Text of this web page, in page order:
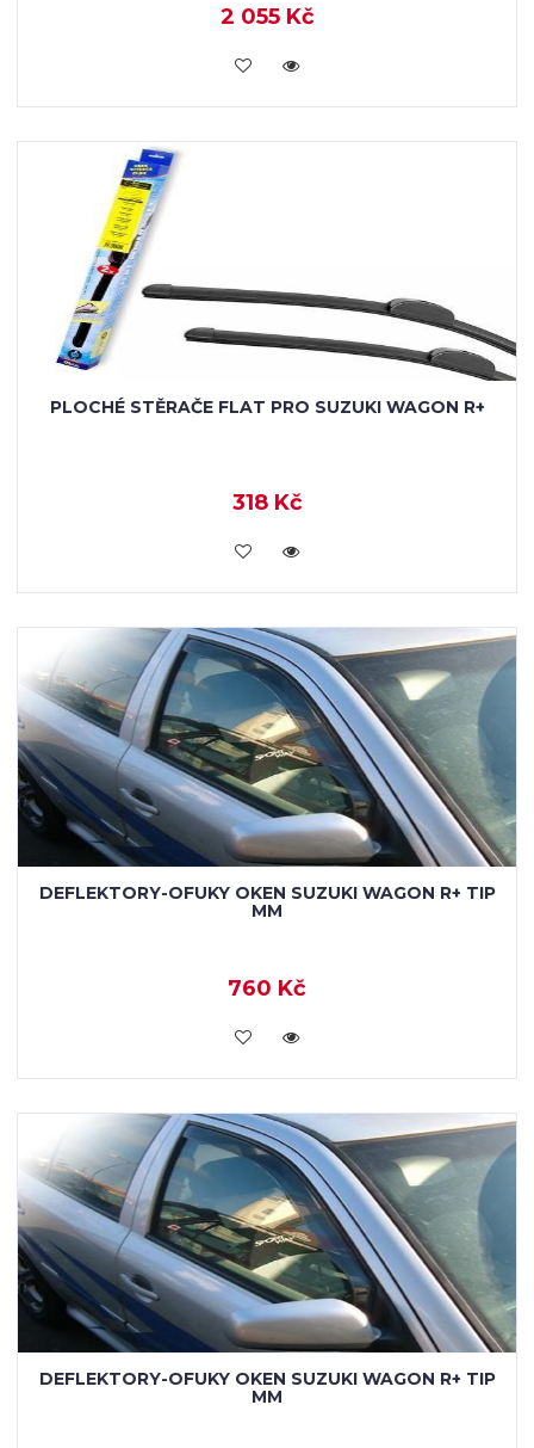
2 055 Kč
KOUPIT
PLOCHÉ STĚRAČE FLAT PRO SUZUKI WAGON R+
318 Kč
KOUPIT
DEFLEKTORY-OFUKY OKEN SUZUKI WAGON R+ TIP
MM
760 Kč
KOUPIT
DEFLEKTORY-OFUKY OKEN SUZUKI WAGON R+ TIP
MM